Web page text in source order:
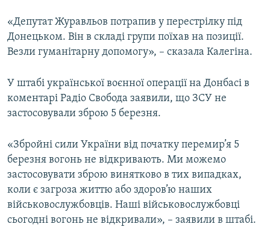
«Депутат Журавльов потрапив у перестрілку під
Донецьком. Він в складі групи поїхав на позиції.
Везли гуманітарну допомогу», – сказала Калегіна.
У штабі української воєнної операції на Донбасі в
коментарі Радіо Свобода заявили, що ЗСУ не
застосовували зброю 5 березня.
«Збройні сили України від початку перемир’я 5
березня вогонь не відкривають. Ми можемо
застосовувати зброю винятково в тих випадках,
коли є загроза життю або здоров’ю наших
військовослужбовців. Наші військовослужбовці
сьогодні вогонь не відкривали», – заявили в штабі.